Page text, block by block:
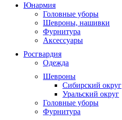
Юнармия
Головные уборы
Шевроны, нашивки
Фурнитура
Аксессуары
Росгвардия
Одежда
Шевроны
Сибирский округ
Уральский округ
Головные уборы
Фурнитура